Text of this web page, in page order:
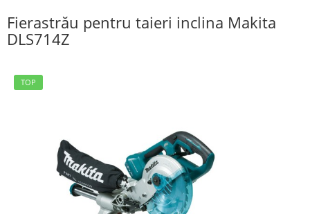
Fierastrău pentru taieri inclina Makita
DLS714Z
TOP